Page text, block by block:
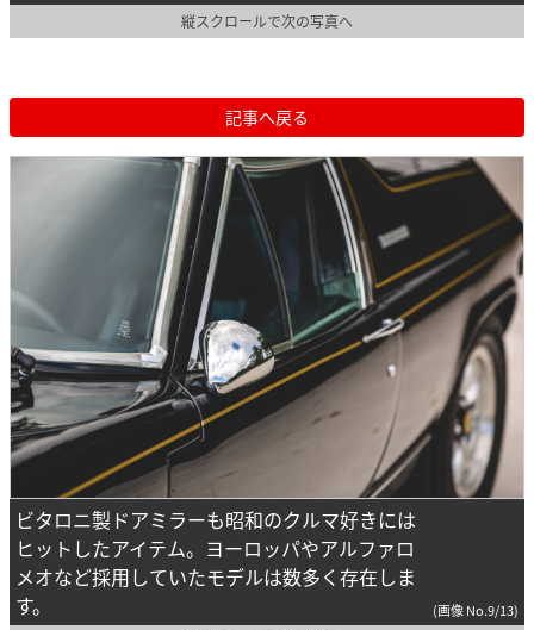
縦スクロールで次の写真へ
記事へ戻る
ビタロニ製ドアミラーも昭和のクルマ好きには
ヒットしたアイテム。ヨーロッパやアルファロ
メオなど採用していたモデルは数多く存在しま
す。
(画像 No.9/13)